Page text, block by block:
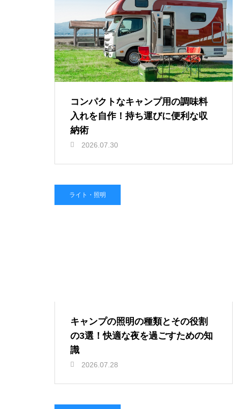
コンパクトなキャンプ用の調味料
入れを自作！持ち運びに便利な収
納術
2026.07.30
ライト・照明
キャンプの照明の種類とその役割
の3選！快適な夜を過ごすための知
識
2026.07.28